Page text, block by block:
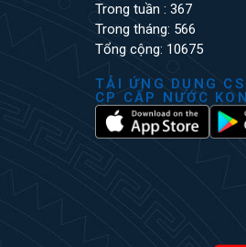
Trong tuần : 367
Trong tháng: 566
Tổng cộng: 10675
TẢI ỨNG DỤNG
CP CẤP NƯỚC